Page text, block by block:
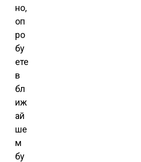
но,
оп
ро
бу
ете
в
бл
иж
ай
ше
м
бу